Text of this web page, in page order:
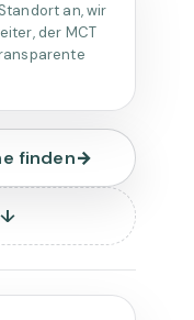
an, wir
der MCT
finden→
↓